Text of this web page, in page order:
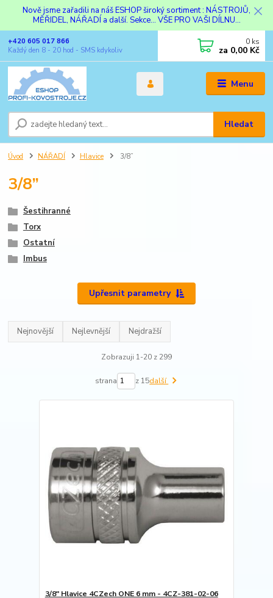
Nově jsme zařadili na náš ESHOP široký sortiment : NÁSTROJŮ,
MĚŘIDEL, NÁŘADÍ a další. Sekce... VŠE PRO VAŠI DÍLNU...
Menu
Hledat
+420 605 017 866
Každý den 8 - 20 hod - SMS kdykoliv
0 ks
za 0,00 Kč
Úvod NÁŘADÍ Hlavice 3/8”
3/8”
Šestihranné
Torx
Ostatní
Imbus
Upřesnit parametry
Nejnovější Nejlevnější Nejdražší
Zobrazuji 1-20 z 299
strana z 15další
3/8" Hlavice 4CZech ONE 6 mm - 4CZ-381-02-06